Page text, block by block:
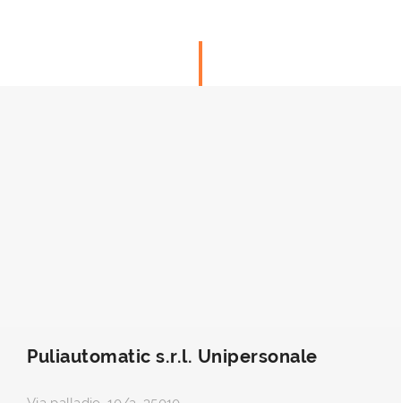
Puliautomatic s.r.l. Unipersonale